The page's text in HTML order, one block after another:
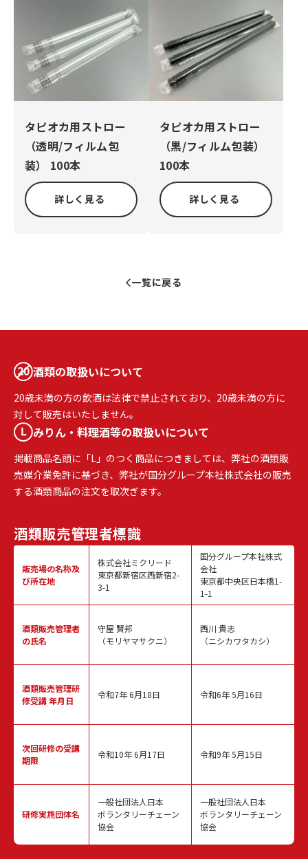
タピオカ用ストロー
（透明/フィルム包
装） 100本
詳しく見る
タピオカ用ストロー
（黒/フィルム包装）
100本
詳しく見る
一覧に戻る
酒類の取扱いについて
20歳未満の方の飲酒は法律で禁止されており、20歳未満の方に
対して販売はいたしません。
みりん・料理酒等の取扱いについて
掲載商品名頭に「L」のつく商品につきましては、弊社の酒類販
売媒介業免許に基づき、弊社が国分グループ本社株式会社の販売
する酒類商品の注文を取次ぎます。
酒類販売管理者標識
販売場の名称及
び所在地
酒類販売管理者
の氏名
酒類販売管理研
修受講 年月日
次回研修の受講
期限
研修実施団体名
株式会社ミクリード
東京都新宿区西新宿2-
3-1
守屋 賢邦
（モリヤマサクニ）
令和7年 6月18日
令和10年 6月17日
一般社団法人日本
ボランタリーチェーン
協会
国分グループ本社株式
会社
東京都中央区日本橋1-
1-1
西川 貴志
（ニシカワタカシ）
令和6年 5月16日
令和9年 5月15日
一般社団法人日本
ボランタリーチェーン
協会